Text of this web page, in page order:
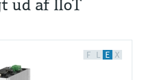
ud af IIoT
F L E X